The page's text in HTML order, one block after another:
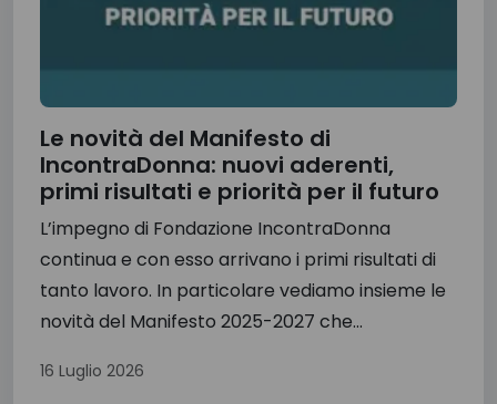
Le novità del Manifesto di
IncontraDonna: nuovi aderenti,
primi risultati e priorità per il futuro
L’impegno di Fondazione IncontraDonna
continua e con esso arrivano i primi risultati di
tanto lavoro. In particolare vediamo insieme le
novità del Manifesto 2025-2027 che...
16 Luglio 2026